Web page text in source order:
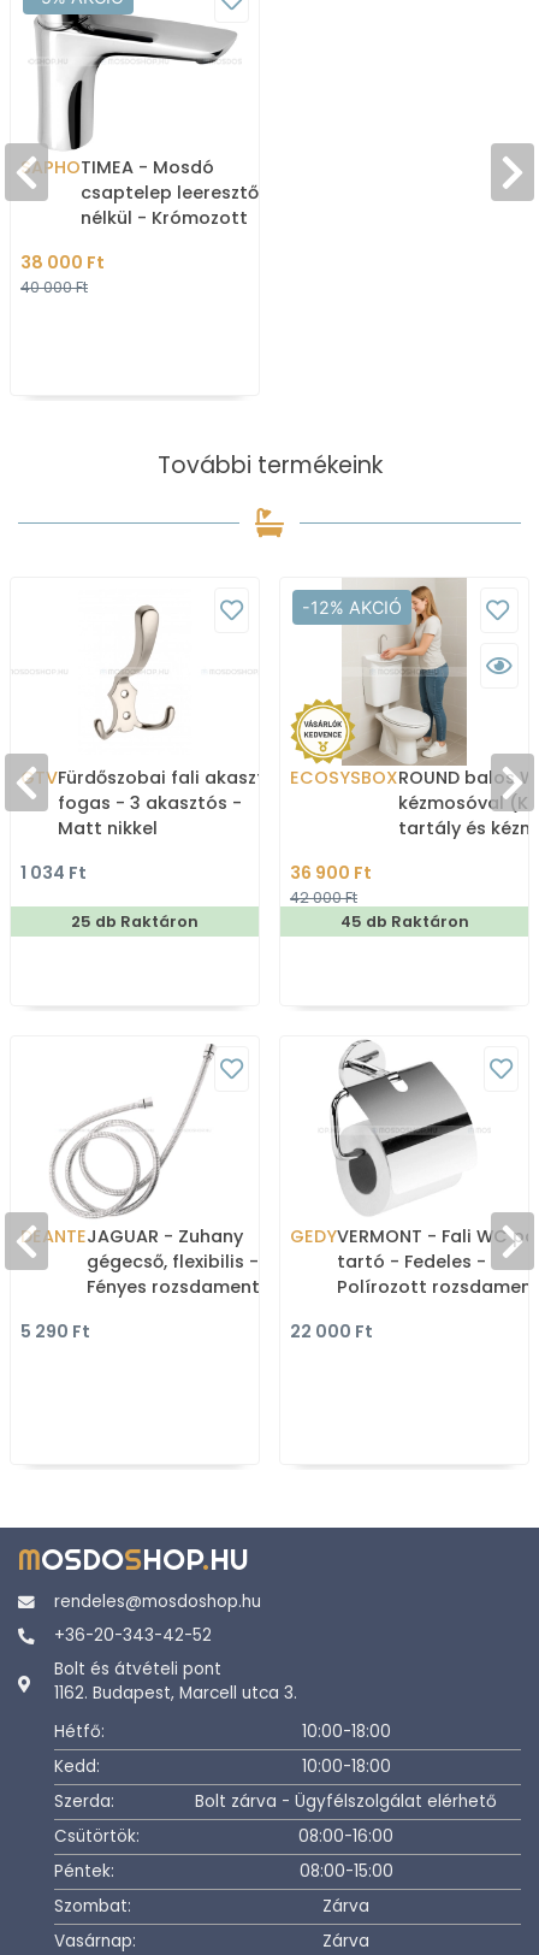
SAPHOTIMEA - Mosdó
csaptelep leeresztő
nélkül - Krómozott
38 000 Ft
40 000 Ft
További termékeink
GTVFürdőszobai fali akasztó,
fogas - 3 akasztós -
Matt nikkel
1 034 Ft
25 db Raktáron
-12% AKCIÓ
ECOSYSBOXROUND balos
kézmosóval
tartály és
36 900 Ft
42 000 Ft
45 db Raktáron
DEANTEJAGUAR - Zuhany
gégecső, flexibilis -
Fényes rozsdamentes
5 290 Ft
GEDYVERMONT - Fali WC
tartó - Fedeles -
Polírozott
22 000 Ft
MOSDOSHOP.HU
rendeles@mosdoshop.hu
+36-20-343-42-52
Bolt és átvételi pont
1162. Budapest, Marcell utca 3.
Hétfő:
10:00-18:00
Kedd:
10:00-18:00
Szerda:
Bolt zárva - Ügyfélszolgálat elérhető
Csütörtök:
08:00-16:00
Péntek:
08:00-15:00
Szombat:
Zárva
Vasárnap:
Zárva